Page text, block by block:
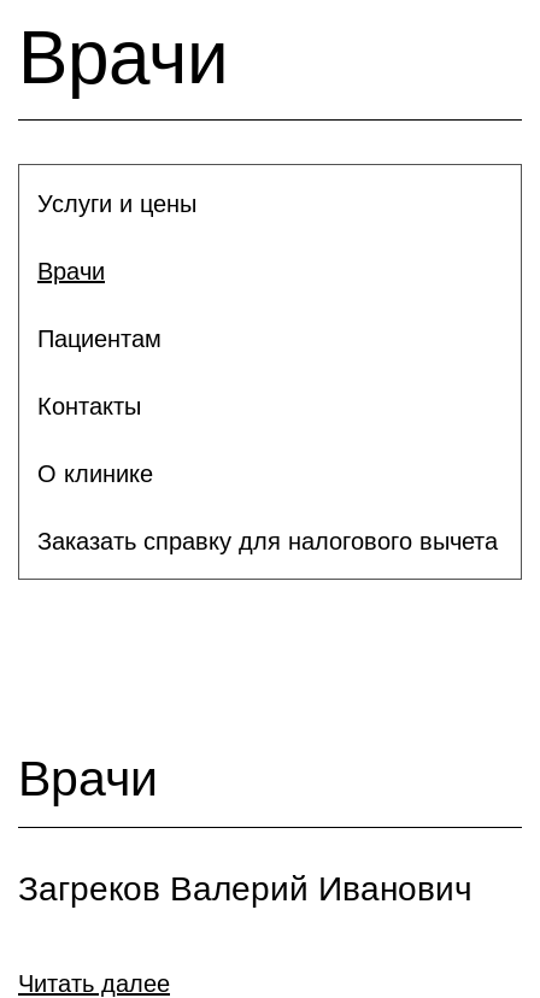
Врачи
Услуги и цены
Врачи
Пациентам
Контакты
О клинике
Заказать справку для налогового вычета
Врачи
Загреков Валерий Иванович
Читать далее